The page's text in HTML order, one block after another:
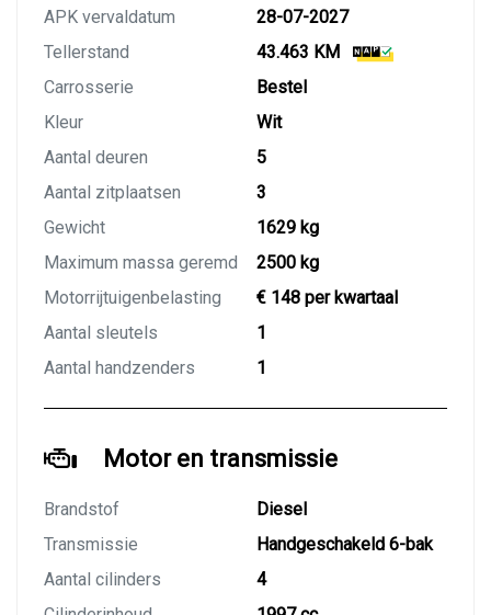
APK vervaldatum
28-07-2027
Tellerstand
43.463 KM
Carrosserie
Bestel
Kleur
Wit
Aantal deuren
5
Aantal zitplaatsen
3
Gewicht
1629 kg
Maximum massa geremd
2500 kg
Motorrijtuigenbelasting
€ 148 per kwartaal
Aantal sleutels
1
Aantal handzenders
1
Motor en transmissie
Brandstof
Diesel
Transmissie
Handgeschakeld 6-bak
Aantal cilinders
4